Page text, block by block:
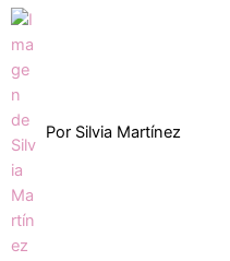
Por Silvia Martínez